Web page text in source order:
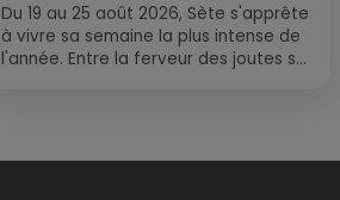
Du 19 au 25 août 2026, Sète s'apprête
à vivre sa semaine la plus intense de
l'année. Entre la ferveur des joutes sur